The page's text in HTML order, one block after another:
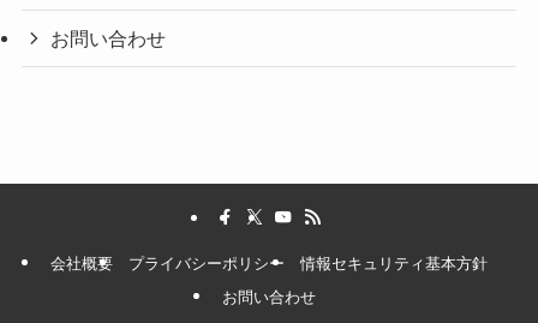
お問い合わせ
会社概要 プライバシーポリシー
情報セキュリティ基本方針
お問い合わせ